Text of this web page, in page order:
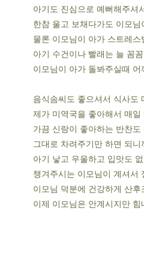
아기도 진심으로 예뻐해주셔
한참 울고 보채다가도 이모
물론 이모님이 아가 스트레
아기 수건이나 빨래는 늘 꼼
이모님이 아가 돌봐주실때
음식솜씨도 좋으셔서 식사도
제가 미역국을 좋아해서 매
가끔 신랑이 좋아하는 반찬
그대로 차려주기만 하면 되
아기 낳고 우울하고 입맛도
챙겨주시는 이모님이 계셔서
이모님 덕분에 건강하게 산
이제 이모님은 안계시지만